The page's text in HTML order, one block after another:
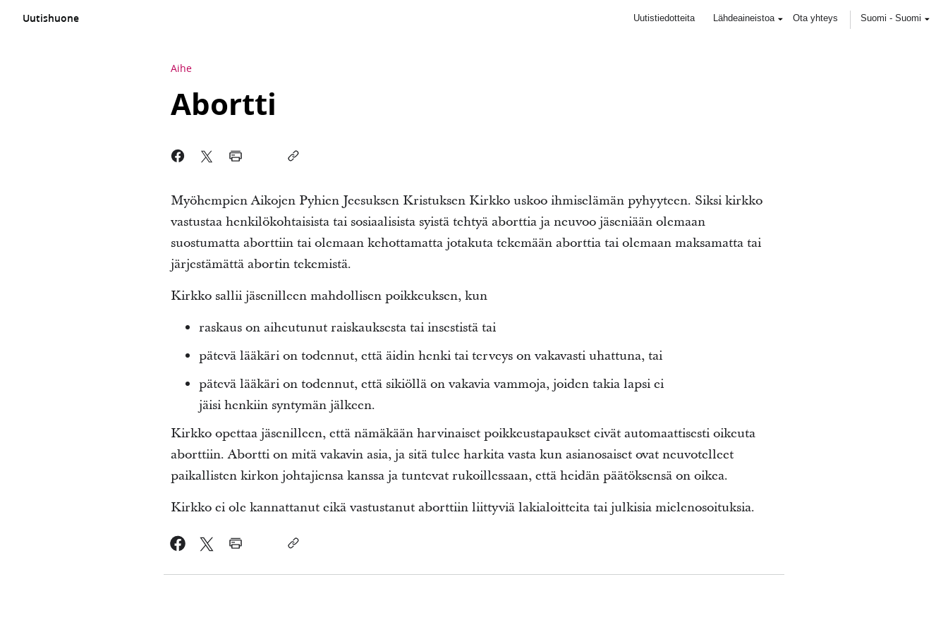
Uutishuone Uutistiedotteita Lähdeaineistoa Ota yhteys Suomi - Suomi
Aihe
Abortti
Myöhempien Aikojen Pyhien Jeesuksen Kristuksen Kirkko uskoo ihmiselämän pyhyyteen. Siksi kirkko
vastustaa henkilökohtaisista tai sosiaalisista syistä tehtyä aborttia ja neuvoo jäseniään olemaan
suostumatta aborttiin tai olemaan kehottamatta jotakuta tekemään aborttia tai olemaan maksamatta tai
järjestämättä abortin tekemistä.
Kirkko sallii jäsenilleen mahdollisen poikkeuksen, kun
raskaus on aiheutunut raiskauksesta tai insestistä tai
pätevä lääkäri on todennut, että äidin henki tai terveys on vakavasti uhattuna, tai
pätevä lääkäri on todennut, että sikiöllä on vakavia vammoja, joiden takia lapsi ei
jäisi henkiin syntymän jälkeen.
Kirkko opettaa jäsenilleen, että nämäkään harvinaiset poikkeustapaukset eivät automaattisesti oikeuta
aborttiin. Abortti on mitä vakavin asia, ja sitä tulee harkita vasta kun asianosaiset ovat neuvotelleet
paikallisten kirkon johtajiensa kanssa ja tuntevat rukoillessaan, että heidän päätöksensä on oikea.
Kirkko ei ole kannattanut eikä vastustanut aborttiin liittyviä lakialoitteita tai julkisia mielenosoituksia.